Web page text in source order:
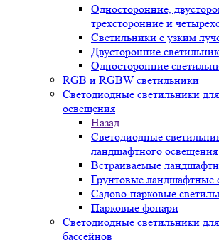
Односторонние,
трехсторонние и
Светильники с узким
Двусторонние
Односторонние
RGB и RGBW светильники
Светодиодные светильники
освещения
Назад
Светодиодные
ландшафтного освещения
Встраиваемые
Грунтовые ландшафтные
Садово-парковые
Парковые фонари
Светодиодные светильники
бассейнов